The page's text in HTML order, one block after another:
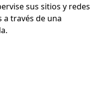
sus sitios y redes
a través de una